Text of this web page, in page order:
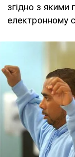
згідно з якими
електронному